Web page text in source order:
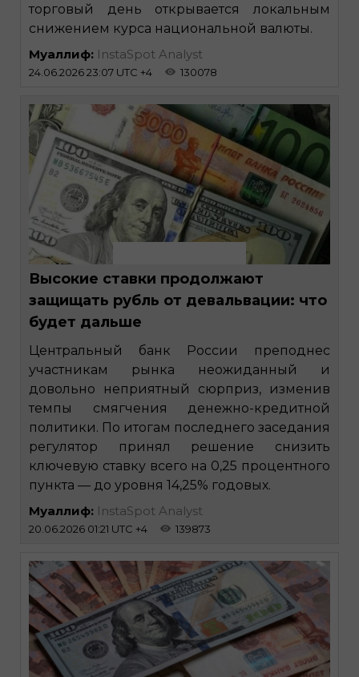
торговый день открывается локальным
снижением курса национальной валюты.
Муаллиф: InstaSpot Analyst
24.06.2026 23:07 UTC +4 130078
Высокие ставки продолжают
защищать рубль от девальвации: что
будет дальше
Центральный банк России преподнес
участникам рынка неожиданный и
довольно неприятный сюрприз, изменив
темпы смягчения денежно-кредитной
политики. По итогам последнего заседания
регулятор принял решение снизить
ключевую ставку всего на 0,25 процентного
пункта — до уровня 14,25% годовых.
Муаллиф: InstaSpot Analyst
20.06.2026 01:21 UTC +4 139873